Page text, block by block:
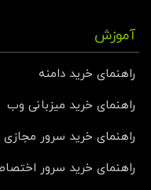
آموزش
راهنمای خرید دامنه
راهنمای خرید میزبانی وب
راهنمای خرید سرور مجازی
راهنمای خرید سرور